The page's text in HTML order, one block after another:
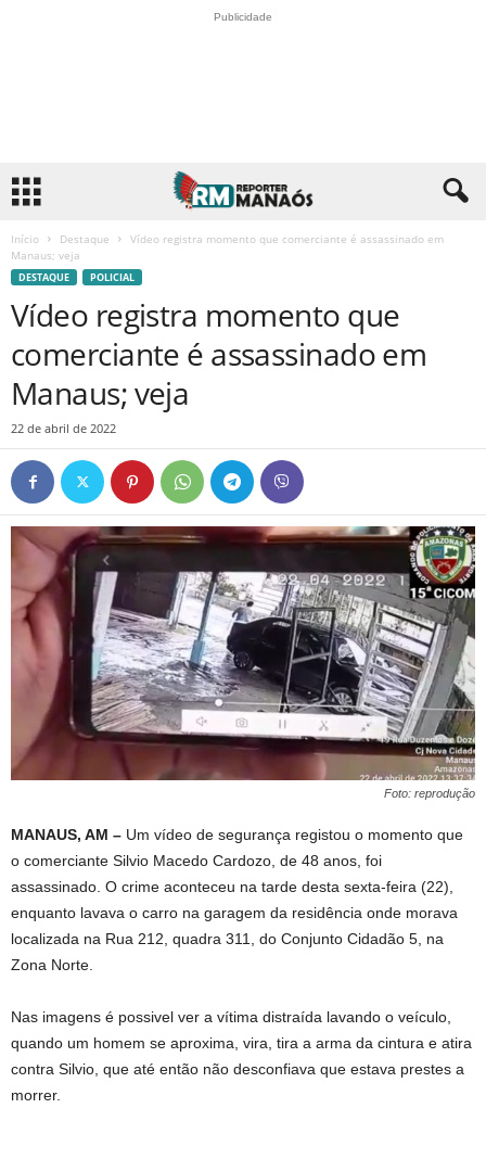
Publicidade
Início Destaque
Vídeo registra momento que comerciante é assassinado em
Manaus; veja
DESTAQUE POLICIAL
Vídeo registra momento que
comerciante é assassinado em
Manaus; veja
22 de abril de 2022
Foto: reprodução
MANAUS, AM – Um vídeo de segurança registou o momento que
o comerciante Silvio Macedo Cardozo, de 48 anos, foi
assassinado. O crime aconteceu na tarde desta sexta-feira (22),
enquanto lavava o carro na garagem da residência onde morava
localizada na Rua 212, quadra 311, do Conjunto Cidadão 5, na
Zona Norte.
Nas imagens é possivel ver a vítima distraída lavando o veículo,
quando um homem se aproxima, vira, tira a arma da cintura e atira
contra Silvio, que até então não desconfiava que estava prestes a
morrer.